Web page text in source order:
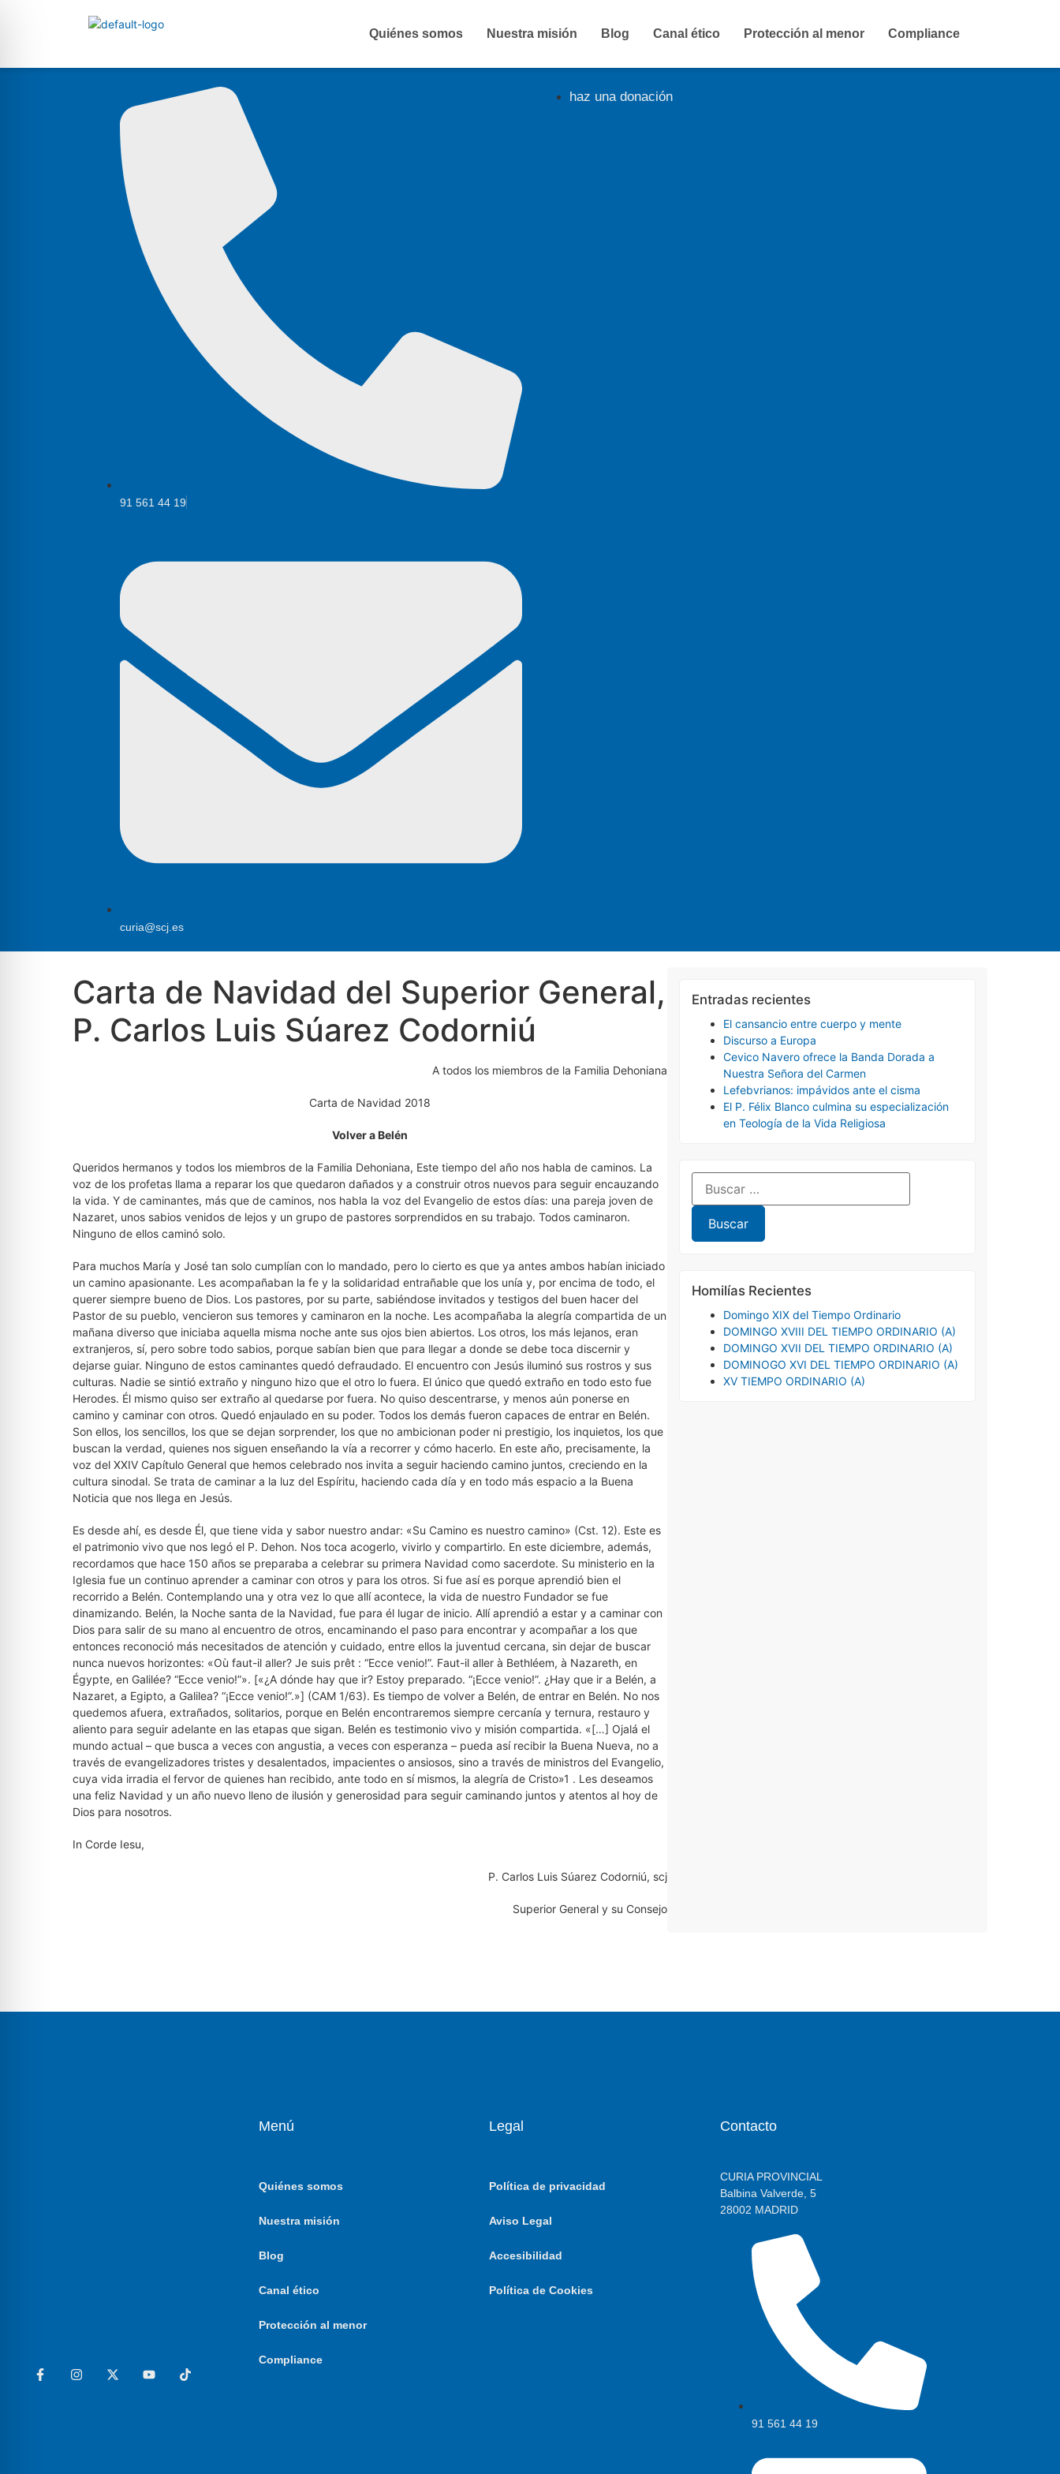
91 561 44 19
curia@scj.es
haz una donación
Quiénes somos Nuestra misión Blog Canal ético Protección al menor Compliance
Carta de Navidad del Superior General,
P. Carlos Luis Súarez Codorniú
A todos los miembros de la Familia Dehoniana
Carta de Navidad 2018
Volver a Belén
Queridos hermanos y todos los miembros de la Familia Dehoniana, Este tiempo del año nos habla de caminos. La
voz de los profetas llama a reparar los que quedaron dañados y a construir otros nuevos para seguir encauzando
la vida. Y de caminantes, más que de caminos, nos habla la voz del Evangelio de estos días: una pareja joven de
Nazaret, unos sabios venidos de lejos y un grupo de pastores sorprendidos en su trabajo. Todos caminaron.
Ninguno de ellos caminó solo.
Para muchos María y José tan solo cumplían con lo mandado, pero lo cierto es que ya antes ambos habían iniciado
un camino apasionante. Les acompañaban la fe y la solidaridad entrañable que los unía y, por encima de todo, el
querer siempre bueno de Dios. Los pastores, por su parte, sabiéndose invitados y testigos del buen hacer del
Pastor de su pueblo, vencieron sus temores y caminaron en la noche. Les acompañaba la alegría compartida de un
mañana diverso que iniciaba aquella misma noche ante sus ojos bien abiertos. Los otros, los más lejanos, eran
extranjeros, sí, pero sobre todo sabios, porque sabían bien que para llegar a donde se debe toca discernir y
dejarse guiar. Ninguno de estos caminantes quedó defraudado. El encuentro con Jesús iluminó sus rostros y sus
culturas. Nadie se sintió extraño y ninguno hizo que el otro lo fuera. El único que quedó extraño en todo esto fue
Herodes. Él mismo quiso ser extraño al quedarse por fuera. No quiso descentrarse, y menos aún ponerse en
camino y caminar con otros. Quedó enjaulado en su poder. Todos los demás fueron capaces de entrar en Belén.
Son ellos, los sencillos, los que se dejan sorprender, los que no ambicionan poder ni prestigio, los inquietos, los que
buscan la verdad, quienes nos siguen enseñando la vía a recorrer y cómo hacerlo. En este año, precisamente, la
voz del XXIV Capítulo General que hemos celebrado nos invita a seguir haciendo camino juntos, creciendo en la
cultura sinodal. Se trata de caminar a la luz del Espíritu, haciendo cada día y en todo más espacio a la Buena
Noticia que nos llega en Jesús.
Es desde ahí, es desde Él, que tiene vida y sabor nuestro andar: «Su Camino es nuestro camino» (Cst. 12). Este es
el patrimonio vivo que nos legó el P. Dehon. Nos toca acogerlo, vivirlo y compartirlo. En este diciembre, además,
recordamos que hace 150 años se preparaba a celebrar su primera Navidad como sacerdote. Su ministerio en la
Iglesia fue un continuo aprender a caminar con otros y para los otros. Si fue así es porque aprendió bien el
recorrido a Belén. Contemplando una y otra vez lo que allí acontece, la vida de nuestro Fundador se fue
dinamizando. Belén, la Noche santa de la Navidad, fue para él lugar de inicio. Allí aprendió a estar y a caminar con
Dios para salir de su mano al encuentro de otros, encaminando el paso para encontrar y acompañar a los que
entonces reconoció más necesitados de atención y cuidado, entre ellos la juventud cercana, sin dejar de buscar
nunca nuevos horizontes: «Où faut-il aller? Je suis prêt : “Ecce venio!”. Faut-il aller à Bethléem, à Nazareth, en
Égypte, en Galilée? “Ecce venio!”». [«¿A dónde hay que ir? Estoy preparado. “¡Ecce venio!”. ¿Hay que ir a Belén, a
Nazaret, a Egipto, a Galilea? “¡Ecce venio!”.»] (CAM 1/63). Es tiempo de volver a Belén, de entrar en Belén. No nos
quedemos afuera, extrañados, solitarios, porque en Belén encontraremos siempre cercanía y ternura, restauro y
aliento para seguir adelante en las etapas que sigan. Belén es testimonio vivo y misión compartida. «[…] Ojalá el
mundo actual – que busca a veces con angustia, a veces con esperanza – pueda así recibir la Buena Nueva, no a
través de evangelizadores tristes y desalentados, impacientes o ansiosos, sino a través de ministros del Evangelio,
cuya vida irradia el fervor de quienes han recibido, ante todo en sí mismos, la alegría de Cristo»1 . Les deseamos
una feliz Navidad y un año nuevo lleno de ilusión y generosidad para seguir caminando juntos y atentos al hoy de
Dios para nosotros.
In Corde Iesu,
P. Carlos Luis Súarez Codorniú, scj
Superior General y su Consejo
Entradas recientes
El cansancio entre cuerpo y mente
Discurso a Europa
Cevico Navero ofrece la Banda Dorada a
Nuestra Señora del Carmen
Lefebvrianos: impávidos ante el cisma
El P. Félix Blanco culmina su especialización
en Teología de la Vida Religiosa
Homilías Recientes
Domingo XIX del Tiempo Ordinario
DOMINGO XVIII DEL TIEMPO ORDINARIO (A)
DOMINGO XVII DEL TIEMPO ORDINARIO (A)
DOMINOGO XVI DEL TIEMPO ORDINARIO (A)
XV TIEMPO ORDINARIO (A)
Menú
Quiénes somos
Nuestra misión
Blog
Canal ético
Protección al menor
Compliance
Legal
Política de privacidad
Aviso Legal
Accesibilidad
Política de Cookies
Contacto
CURIA PROVINCIAL
Balbina Valverde, 5
28002 MADRID
91 561 44 19